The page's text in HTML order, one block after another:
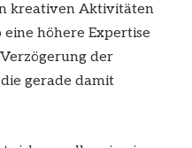
kreativen Aktivitäten
eine höhere Expertise
der
gerade damit